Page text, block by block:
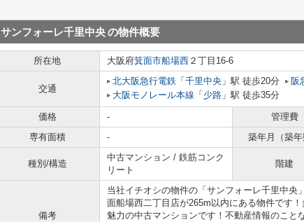
サンフォーレ千里中央の物件概要
所在地 大阪府箕面市船場西 ２丁目16-6
交通
北大阪急行電鉄 「 千里中央 」駅 徒歩20分 阪
大阪モノレール本線 「 少路 」駅 徒歩35分
価格 - 管理費
専有面積
- 築年月（築年
種別/構造
中古マンション / 鉄筋コンク
リート
階建
備考
当社イチオシの物件の「サンフォーレ千里中央
面船場西二丁目店が265m以内にある物件です
魅力の中古マンションです！不動産情報のこと